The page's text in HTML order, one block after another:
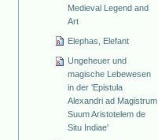
Medieval Legend and
Art
Elephas, Elefant
Ungeheuer und
magische Lebewesen
in der 'Epistula
Alexandri ad Magistrum
Suum Aristotelem de
Situ Indiae'